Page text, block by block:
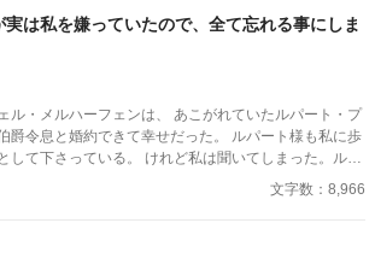
から。 ※ざまぁは薄味となっております。
もしかしたらざまぁですらないかもしれません。汗 お
く際ご注意くださいませ。 ※完結保証。全10話+番外
。 ※番外編2話追加しました。 ※こちらの作品は「小
う」、「カクヨム」にも掲載しています。
実は私を嫌っていたので、全て忘れる事にしま
ル・メルハーフェンは、 あこがれていたルパート・プ
息と婚約できて幸せだった。 ルパート様も私に歩
して下さっている。 けれど私は聞いてしまった。ルパ
』 『彼女といると疲れる』
ト様に嫌われていたの？ 本当は厭わしく思っていた
文字数：8,966